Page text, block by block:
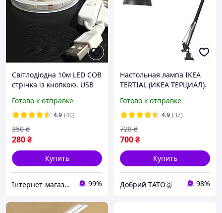
Світлодіодна 10м LED COB
стрічка із кнопкою, USB
підсвічування кімнат,
поверхонь.
Готово к отправке
4.9 (40)
280₴
350 ₴
Купить
Інтернет-магазин DIMAKSI 99%
Настольная лампа IKEA
TERTIAL (ИКЕА ТЕРЦИАЛ).
Готово к отправке
4.9 (37)
700₴
728 ₴
Купить
Добрий TАТО🥇 98%